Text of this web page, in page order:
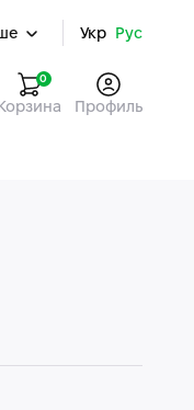
Укр Рус
0
Корзина Профиль